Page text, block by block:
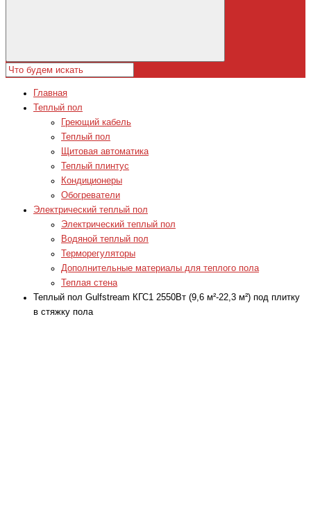
Главная
Теплый пол
Греющий кабель
Теплый пол
Щитовая автоматика
Теплый плинтус
Кондиционеры
Обогреватели
Электрический теплый пол
Электрический теплый пол
Водяной теплый пол
Терморегуляторы
Дополнительные материалы для теплого пола
Теплая стена
Теплый пол Gulfstream КГС1 2550Вт (9,6 м²-22,3 м²) под плитку
в стяжку пола